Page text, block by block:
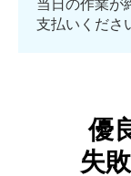
当日の作業が
支払いくださ
優
失